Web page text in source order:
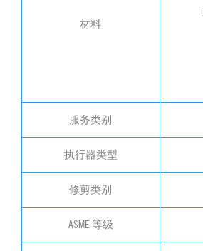
材料
服务类别
执行器类型
修剪类别
ASME 等级